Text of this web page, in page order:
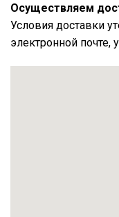
Осуществляем
Условия доставки
электронной почте,